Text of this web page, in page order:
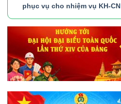
phục vụ cho nhiệm vụ KH-